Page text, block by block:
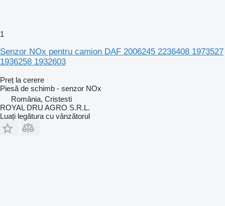
1
Senzor NOx pentru camion DAF 2006245 2236408 1973527
1936258 1932603
Preț la cerere
Piesă de schimb - senzor NOx
România, Cristesti
ROYAL DRU AGRO S.R.L.
Luați legătura cu vânzătorul